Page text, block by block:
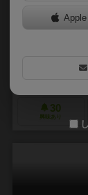
いい焼き加減に
に獲得していく
ら、ゲーム終了
ばなな（
30
興味あり
Apple